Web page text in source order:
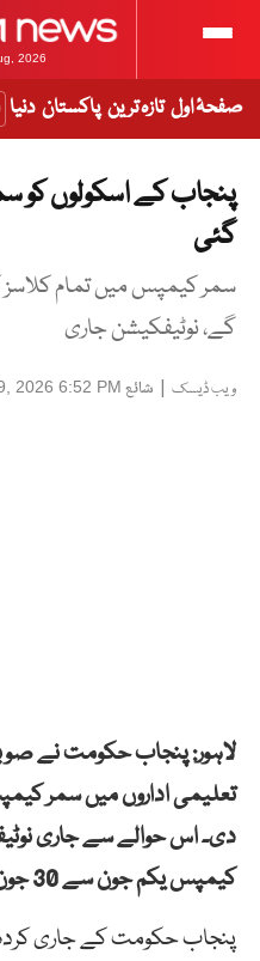
2026
صفحۂ اول تازہ ترین پاکستان دنیا
پنجاب کے اسکولوں
گئی
سمر کیمپس میں تمام
گے، نوٹیفکیشن جاری
ویب ڈیسک | شائع 2026 6:52 PM
لاہور: پنجاب حکومت نے
تعلیمی اداروں میں سمر
دی۔ اس حوالے سے جاری
کیمپس یکم جون سے 30 جون تک ہوں گے۔
پنجاب حکومت کے جاری